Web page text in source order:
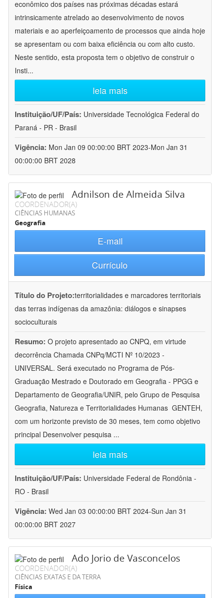
econômico dos países nas próximas décadas estará
intrinsicamente atrelado ao desenvolvimento de novos
materiais e ao aperfeiçoamento de processos que ainda hoje
se apresentam ou com baixa eficiência ou com alto custo.
Neste sentido, esta proposta tem o objetivo de construir o
Insti...
leia mais
Instituição/UF/País: Universidade Tecnológica Federal do
Paraná - PR - Brasil
Vigência: Mon Jan 09 00:00:00 BRT 2023-Mon Jan 31
00:00:00 BRT 2028
Adnilson de Almeida Silva
COORDENADOR(A)
CIÊNCIAS HUMANAS
Geografia
E-mail
Currículo
Título do Projeto:territorialidades e marcadores territoriais
das terras indígenas da amazônia: diálogos e sinapses
socioculturais
Resumo: O projeto apresentado ao CNPQ, em virtude
decorrência Chamada CNPq/MCTI Nº 10/2023 -
UNIVERSAL. Será executado no Programa de Pós-
Graduação Mestrado e Doutorado em Geografia - PPGG e
Departamento de Geografia/UNIR, pelo Grupo de Pesquisa
Geografia, Natureza e Territorialidades Humanas  GENTEH,
com um horizonte previsto de 30 meses, tem como objetivo
principal Desenvolver pesquisa ...
leia mais
Instituição/UF/País: Universidade Federal de Rondônia -
RO - Brasil
Vigência: Wed Jan 03 00:00:00 BRT 2024-Sun Jan 31
00:00:00 BRT 2027
Ado Jorio de Vasconcelos
COORDENADOR(A)
CIÊNCIAS EXATAS E DA TERRA
Física